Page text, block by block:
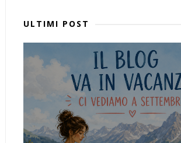
ULTIMI POST